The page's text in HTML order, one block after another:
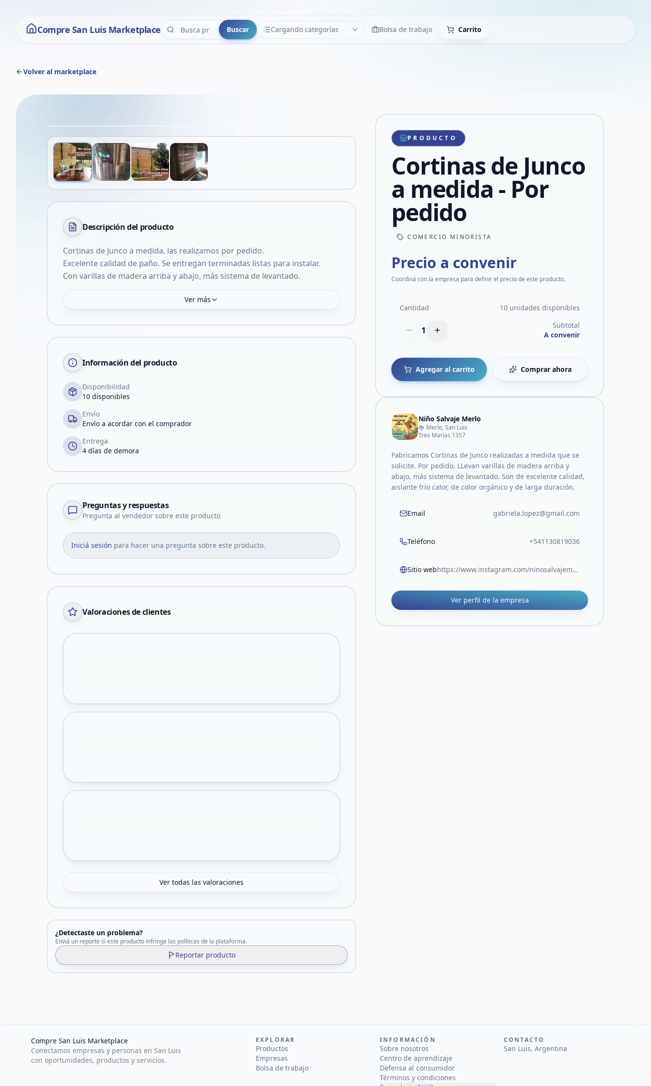
Compre San Luis Marketplace Buscar Cargando categorías
CATEGORÍAS LimpiarBolsa de trabajo Carrito
Volver al marketplace
Compartir producto
Compartir por WhatsApp
Compartir por mail
Compartir en Facebook
Descripción del producto
Cortinas de Junco a medida, las realizamos por pedido.
Excelente calidad de paño. Se entregan terminadas listas para instalar.
Con varillas de madera arriba y abajo, más sistema de levantado.
Ver más
Información del producto
Disponibilidad
10 disponibles
Envío
Envío a acordar con el comprador
Entrega
4 días de demora
Preguntas y respuestas
Pregunta al vendedor sobre este producto
Iniciá sesión para hacer una pregunta sobre este producto.
Valoraciones de clientes
Ver todas las valoraciones
¿Detectaste un problema?
Enviá un reporte si este producto infringe las políticas de la plataforma.
Reportar producto
PRODUCTO
Cortinas de Junco
a medida - Por
pedido
COMERCIO MINORISTA
Precio a convenir
Coordiná con la empresa para definir el precio de este producto.
Cantidad 10 unidades disponibles
1
Subtotal
A convenir
Agregar al carrito Comprar ahora
Niño Salvaje Merlo
Merlo, San Luis
Tres Marias 1357
Fabricamos Cortinas de Junco realizadas a medida que se
solicite. Por pedido. LLevan varillas de madera arriba y
abajo, más sistema de levantado. Son de excelente calidad,
aislante frío calor, de color orgánico y de larga duración.
Email gabriela.lopez@gmail.com
Teléfono +541130819036
Sitio web https://www.instagram.com/ninosalvajemerlo/
Ver perfil de la empresa
Compre San Luis Marketplace
Conectamos empresas y personas en San Luis
con oportunidades, productos y servicios.
EXPLORAR
Productos
Empresas
Bolsa de trabajo
INFORMACIÓN
Sobre nosotros
Centro de aprendizaje
Defensa al consumidor
Términos y condiciones
CONTACTO
San Luis, Argentina